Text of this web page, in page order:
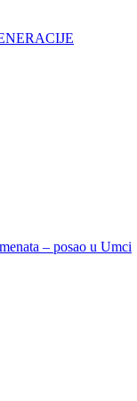
– posao u Umci